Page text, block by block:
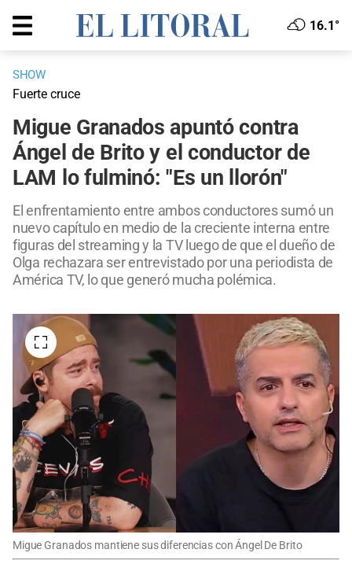
16.1°
SHOW
Fuerte cruce
Migue Granados apuntó contra
Ángel de Brito y el conductor de
LAM lo fulminó: "Es un llorón"
El enfrentamiento entre ambos conductores sumó un
nuevo capítulo en medio de la creciente interna entre
figuras del streaming y la TV luego de que el dueño de
Olga rechazara ser entrevistado por una periodista de
América TV, lo que generó mucha polémica.
Migue Granados mantiene sus diferencias con Ángel De Brito